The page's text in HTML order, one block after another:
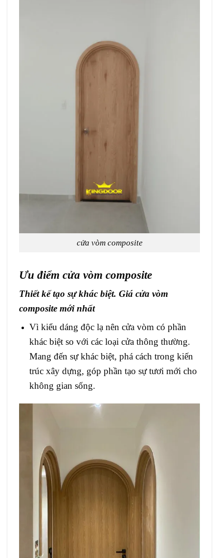
cửa vòm composite
Ưu điểm cửa vòm composite
Thiết kế tạo sự khác biệt. Giá cửa vòm
composite mới nhất
Vì kiểu dáng độc lạ nên cửa vòm có phần
khác biệt so với các loại cửa thông thường.
Mang đến sự khác biệt, phá cách trong kiến
trúc xây dựng, góp phần tạo sự tươi mới cho
không gian sống.